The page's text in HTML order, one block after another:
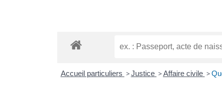
Accueil particuliers > Justice > Affaire civile >